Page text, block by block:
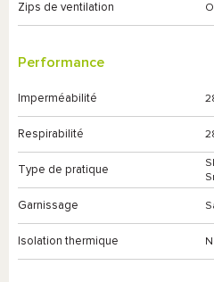
Zips de ventilation
Performance
Imperméabilité
Respirabilité
Type de pratique
Garnissage
Isolation thermique